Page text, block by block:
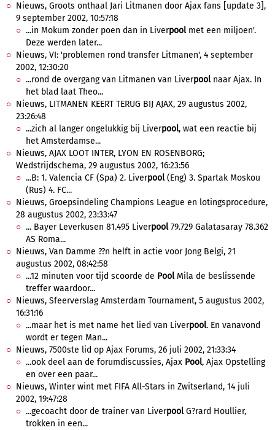
Nieuws, Groots onthaal Jari Litmanen door Ajax fans [update 3],
9 september 2002, 10:57:18
...in Mokum zonder poen dan in Liverpoolmet een miljoen'.
Deze werden later...
Nieuws, VI: 'problemen rond transfer Litmanen', 4 september
2002, 12:30:20
...rond de overgang van Litmanen van Liverpoolnaar Ajax. In
het blad laat Theo...
Nieuws, LITMANEN KEERT TERUG BIJ AJAX, 29 augustus 2002,
23:26:48
...zich al langer ongelukkig bij Liverpool, wat een reactie bij
het Amsterdamse...
Nieuws, AJAX LOOT INTER, LYON EN ROSENBORG;
Wedstrijdschema, 29 augustus 2002, 16:23:56
...B: 1. Valencia CF (Spa) 2. Liverpool(Eng) 3. Spartak Moskou
(Rus) 4. FC...
Nieuws, Groepsindeling Champions League en lotingsprocedure,
28 augustus 2002, 23:33:47
... Bayer Leverkusen 81.495 Liverpool79.729 Galatasaray 78.362
AS Roma...
Nieuws, Van Damme ??n helft in actie voor Jong Belgi, 21
augustus 2002, 08:42:58
...12 minuten voor tijd scoorde de PoolMila de beslissende
treffer waardoor...
Nieuws, Sfeerverslag Amsterdam Tournament, 5 augustus 2002,
16:31:16
...maar het is met name het lied van Liverpool. En vanavond
wordt er tegen Man...
Nieuws, 7500ste lid op Ajax Forums, 26 juli 2002, 21:33:34
...ook deel aan de forumdiscussies, Ajax Pool, Ajax Opstelling
en over een paar...
Nieuws, Winter wint met FIFA All-Stars in Zwitserland, 14 juli
2002, 19:47:28
...gecoacht door de trainer van LiverpoolG?rard Houllier,
trokken in een...